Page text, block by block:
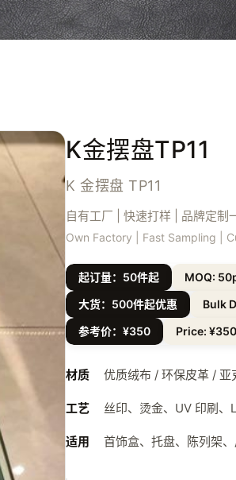
K金摆盘TP11
K 金摆盘 TP11
自有工厂 | 快速打样 | 品牌定制
Own Factory | Fast Sampling |
起订量：50件起
MOQ:
大货：500件起优惠
Bulk
参考价：¥350
Price: ¥350
材质 优质绒布 / 环保皮革 /
工艺 丝印、烫金、UV 印刷、
适用 首饰盒、托盘、陈列架